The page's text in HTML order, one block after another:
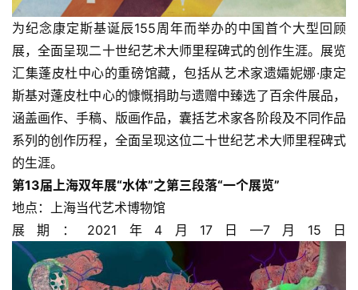
为纪念康定斯基诞辰155周年而举办的中国首个大型回顾
展，全面呈现二十世纪艺术大师里程碑式的创作生涯。展览
汇集蓬皮杜中心的重磅馆藏，包括从艺术家遗孀妮娜·康定
斯基对蓬皮杜中心的慷慨捐助与遗赠中臻选了百余件展品，
涵盖画作、手稿、版画作品，囊括艺术家各阶段及不同作品
系列的创作历程，全面呈现这位二十世纪艺术大师里程碑式
的生涯。
第13届上海双年展“水体”之第三段落“一个展览”
地点：上海当代艺术博物馆
展期：2021年4月17日—7月15日